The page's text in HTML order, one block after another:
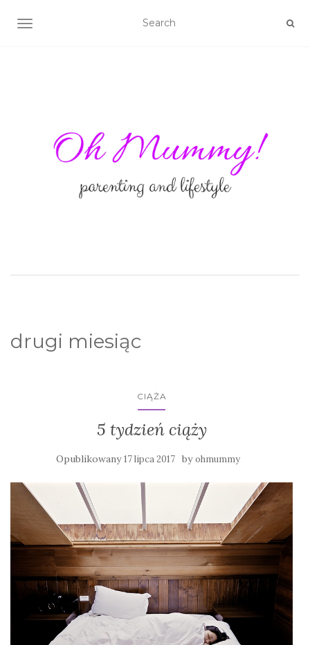
TOGGLE NAVIGATION
drugi miesiąc
CIĄŻA
5 tydzień ciąży
Opublikowany17 lipca 2017 byohmummy